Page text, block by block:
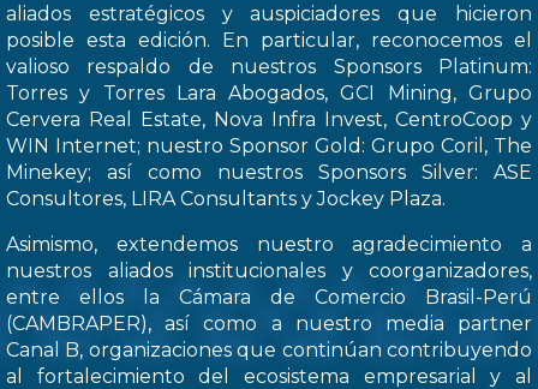
aliados estratégicos y auspiciadores que hicieron
posible esta edición. En particular, reconocemos el
valioso respaldo de nuestros Sponsors Platinum:
Torres y Torres Lara Abogados, GCI Mining, Grupo
Cervera Real Estate, Nova Infra Invest, CentroCoop y
WIN Internet; nuestro Sponsor Gold: Grupo Coril, The
Minekey; así como nuestros Sponsors Silver: ASE
Consultores, LIRA Consultants y Jockey Plaza.
Asimismo, extendemos nuestro agradecimiento a
nuestros aliados institucionales y coorganizadores,
entre ellos la Cámara de Comercio Brasil-Perú
(CAMBRAPER), así como a nuestro media partner
Canal B, organizaciones que continúan contribuyendo
al fortalecimiento del ecosistema empresarial y al